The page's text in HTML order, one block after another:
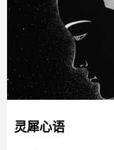
灵犀心语